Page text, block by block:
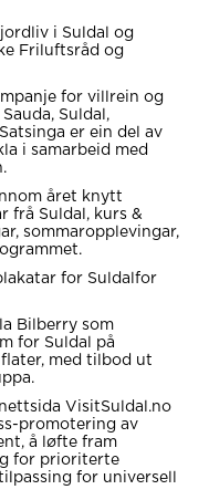
i Suldal og
Friluftsråd og
for villrein og
Suldal,
er ein del av
i samarbeid med
året knytt
frå Suldal, kurs &
sommaropplevingar,
for Suldalfor
Bilberry som
for Suldal på
med tilbod ut
VisitSuldal.no
promotering av
å løfte fram
for prioriterte
for universell